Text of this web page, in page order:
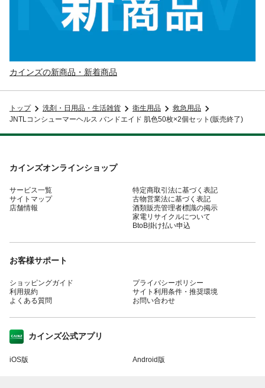
カインズの新商品・新着商品
トップ 洗剤・日用品・生活雑貨 衛生用品
救急用品
JNTLコンシューマーヘルス バンドエイド 肌色50枚×2個セット(販売終了)
カインズオンラインショップ
サービス一覧
サイトマップ
店舗情報
特定商取引法に基づく表記
古物営業法に基づく表記
酒類販売管理者標識の掲示
家電リサイクルについて
BtoB掛け払い申込
お客様サポート
ショッピングガイド
利用規約
よくある質問
プライバシーポリシー
サイト利用条件・推奨環境
お問い合わせ
カインズ公式アプリ
iOS版 Android版